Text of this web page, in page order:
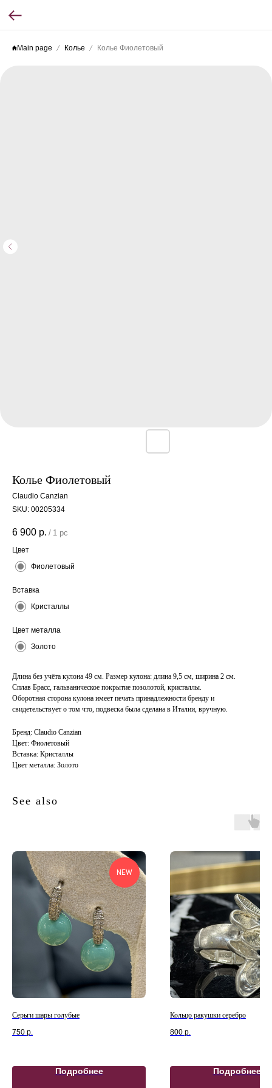
Main page Колье Колье Фиолетовый
Колье Фиолетовый
Claudio Canzian
SKU: 00205334
6 900 р. / 1 pc
Цвет
Фиолетовый
Вставка
Кристаллы
Цвет металла
Золото
Длина без учёта кулона 49 см. Размер кулона: длина 9,5 см, ширина 2 см.
Сплав Брасс, гальваническое покрытие позолотой, кристаллы.
Оборотная сторона кулона имеет печать принадлежности бренду и
свидетельствует о том что, подвеска была сделана в Италии, вручную.
Бренд: Claudio Canzian
Цвет: Фиолетовый
Вставка: Кристаллы
Цвет металла: Золото
See also
NEW
Серьги шары голубые
750 р.
Подробнее
Кольцо ракушки серебро
800 р.
Подробнее